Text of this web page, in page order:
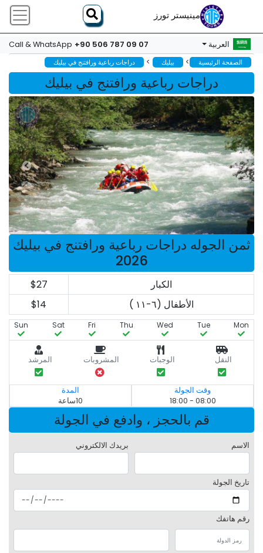
مينيستر تورز
العربية Call & WhatsApp +90 506 787 09 07
الصفحة الرئيسية > بيليك > دراجات رباعية ورافتنج في بيليك
دراجات رباعية ورافتنج في بيليك
ثمن الجوله دراجات رباعية ورافتنج في بيليك
2026
الكبار
$27
الأطفال (٦-١١ )
$14
Mon
Tue
Wed
Thu
Fri
Sat
Sun
النقل الوجبات المشروبات المرشد
وقت الجولة
08:00 - 18:00
المدة
10ساعة
قم بالحجز ، وادفع في الجولة
الاسم بريدك الالكتروني
تاريخ الجولة
رقم هاتفك